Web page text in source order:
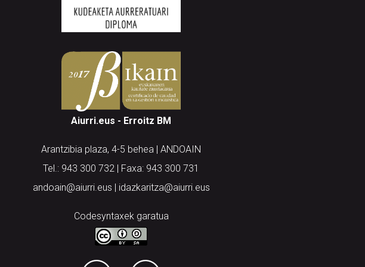
Aiurri.eus - Erroitz BM
Arantzibia plaza, 4-5 behea | ANDOAIN
Tel.: 943 300 732 | Faxa: 943 300 731
andoain@aiurri.eus | idazkaritza@aiurri.eus
Codesyntaxek garatua